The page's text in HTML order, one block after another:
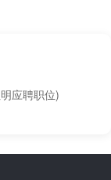
应聘职位)